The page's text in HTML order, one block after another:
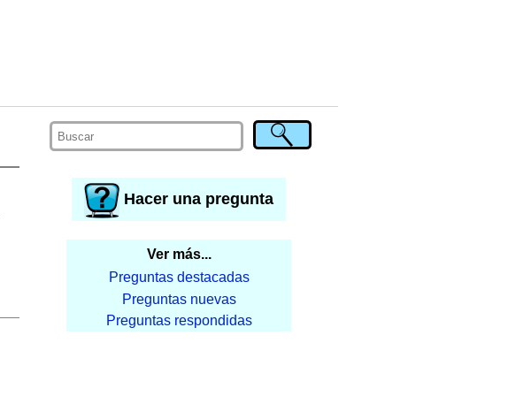
Hacer una pregunta
Ver más...
Preguntas destacadas
Preguntas nuevas
Preguntas respondidas